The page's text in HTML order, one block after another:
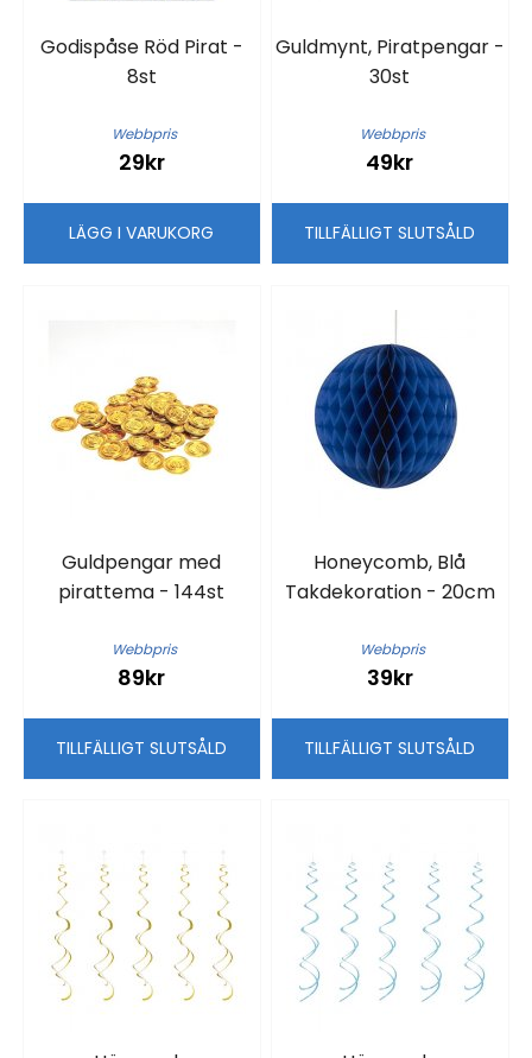
Godispåse Röd Pirat -
8st
Webbpris
29kr
LÄGG I VARUKORG
Guldmynt, Piratpengar -
30st
Webbpris
49kr
TILLFÄLLIGT SLUTSÅLD
Guldpengar med
pirattema - 144st
Webbpris
89kr
TILLFÄLLIGT SLUTSÅLD
Honeycomb, Blå
Takdekoration - 20cm
Webbpris
39kr
TILLFÄLLIGT SLUTSÅLD